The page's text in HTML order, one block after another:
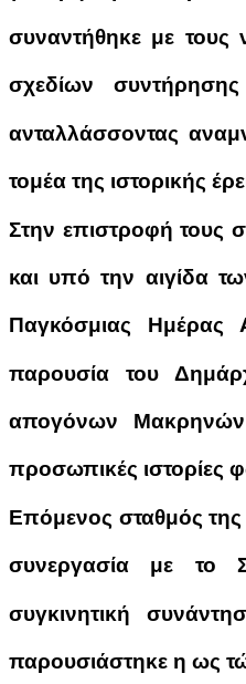
συναντήθηκε με τους
σχεδίων συντήρησης
ανταλλάσσοντας
τομέα της ιστορικής
Στην επιστροφή τους
και υπό την αιγίδα
Παγκόσμιας Ημέρας
παρουσία του
απογόνων Μακρηνών
προσωπικές ιστορίες
Επόμενος σταθμός της
συνεργασία με το
συγκινητική
παρουσιάστηκε η ως